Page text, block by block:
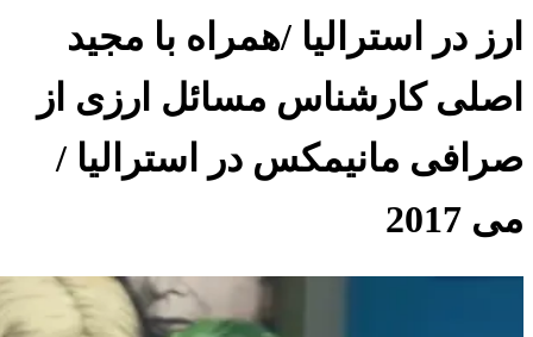
ارز در استرالیا /همراه با مجید
اصلی کارشناس مسائل ارزی از
صرافی مانیمکس در استرالیا /
می 2017